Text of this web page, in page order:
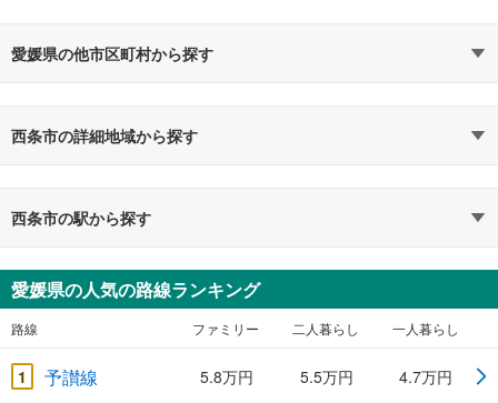
愛媛県の他市区町村から探す
西条市の詳細地域から探す
西条市の駅から探す
愛媛県の人気の路線ランキング
路線 ファミリー 二人暮らし 一人暮らし
1 予讃線 5.8万円 5.5万円 4.7万円